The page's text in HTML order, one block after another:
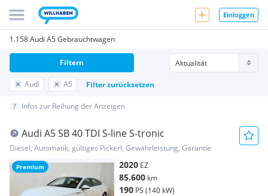
Einloggen
1.158 Audi A5 Gebrauchtwagen
Audi A5 Filter zurücksetzen
Filtern
Infos zur Reihung der Anzeigen
Premium
Audi A5 SB 40 TDI S-line S-tronic
Diesel, Automatik, gültiges Pickerl, Gewährleistung, Garantie
2020 EZ
85.600 km
190 PS (140 kW)